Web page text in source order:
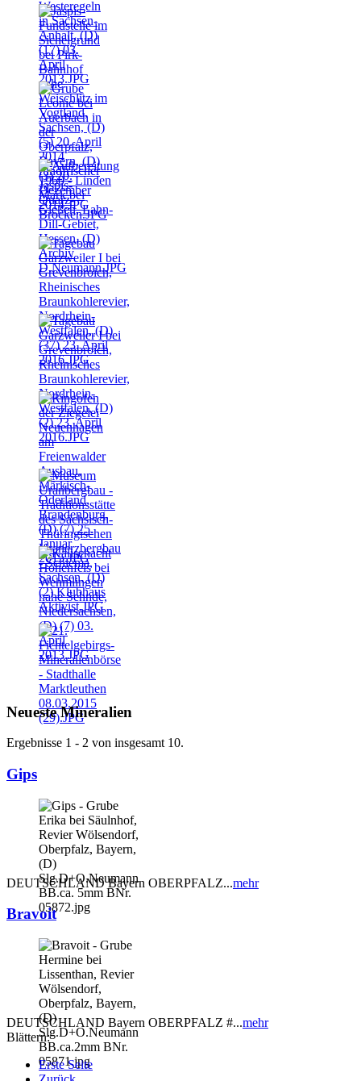
Neueste Mineralien
Ergebnisse 1 - 2 von insgesamt 10.
Gips
DEUTSCHLAND Bayern OBERPFALZ...mehr
Bravoit
DEUTSCHLAND Bayern OBERPFALZ #...mehr
Blättern:
Erste Seite